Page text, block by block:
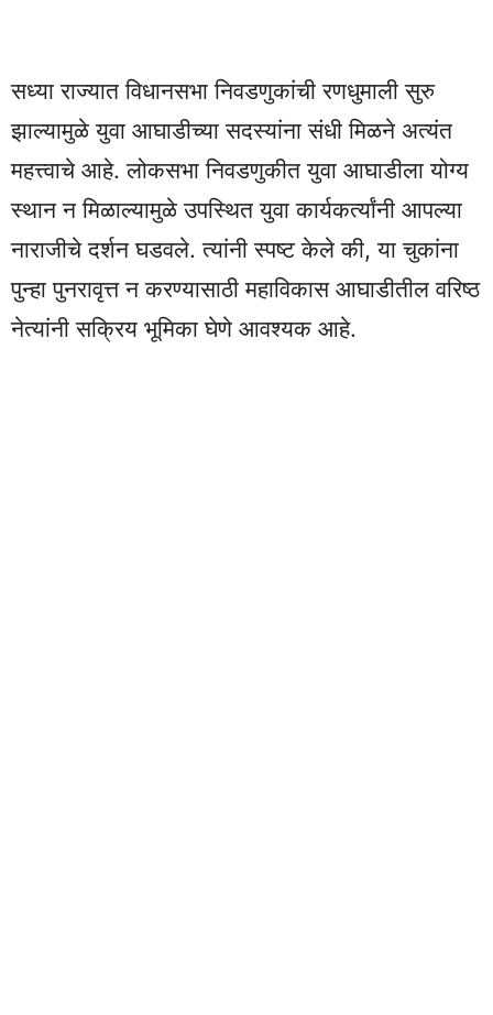
सध्या राज्यात विधानसभा निवडणुकांची रणधुमाली सुरु
झाल्यामुळे युवा आघाडीच्या सदस्यांना संधी मिळने अत्यंत
महत्त्वाचे आहे. लोकसभा निवडणुकीत युवा आघाडीला योग्य
स्थान न मिळाल्यामुळे उपस्थित युवा कार्यकर्त्यांनी आपल्या
नाराजीचे दर्शन घडवले. त्यांनी स्पष्ट केले की, या चुकांना
पुन्हा पुनरावृत्त न करण्यासाठी महाविकास आघाडीतील वरिष्ठ
नेत्यांनी सक्रिय भूमिका घेणे आवश्यक आहे.